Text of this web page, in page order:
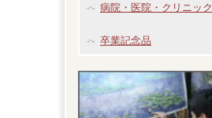
病院・医院・クリニック
卒業記念品